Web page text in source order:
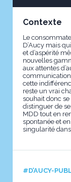
Contexte
Le
D’Aucy mais
et d’aspérité
nouvelles
aux attentes
communication
cette
reste un vrai
souhait donc
distinguer de
MDD tout en
spontanée et
singularité
#D’AUCY-